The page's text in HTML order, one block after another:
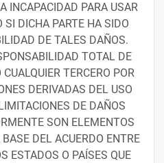
INCAPACIDAD PARA USAR
SI DICHA PARTE HA SIDO
DE TALES DAÑOS.
TOTAL DE
TERCERO POR
DERIVADAS DEL USO
DE DAÑOS
SON ELEMENTOS
DEL ACUERDO ENTRE
ESTADOS O PAÍSES QUE